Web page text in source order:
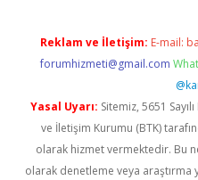
Reklam ve İletişim: E-mail:
forumhizmeti@gmail.com
Yasal Uyarı: Sitemiz, 5651
ve İletişim Kurumu (BTK)
olarak hizmet vermektedir. Bu
olarak denetleme veya araştırma